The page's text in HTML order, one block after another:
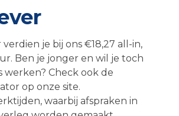
verdien je bij ons €18,27 all-in,
Ben je jonger en wil je toch
werken? Check ook de
op onze site.
waarbij afspraken in